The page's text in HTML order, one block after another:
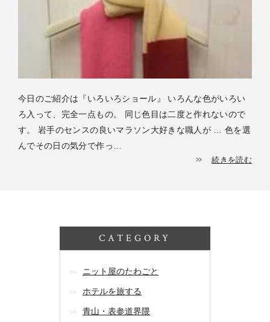
今日のご紹介は『いろいろショール』 いろんな色がいろい
ろ入って、完全一点もの。 同じ色目は二度と作れないので
す。 岩手のセンスの良いマラソン大好きな職人が … 色を選
んでその日の気分で作っ…
続きを読む
CATEGORY
ニット屋のたわごと
ホテルを旅する
青山・表参道界隈